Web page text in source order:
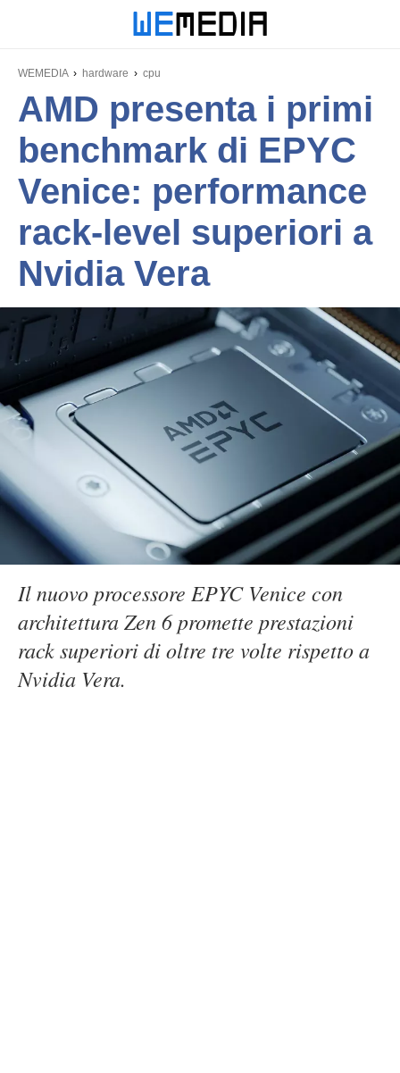
WEMEDIA hardware cpu
AMD presenta i primi
benchmark di EPYC
Venice: performance
rack-level superiori a
Nvidia Vera
Il nuovo processore EPYC Venice con
architettura Zen 6 promette prestazioni
rack superiori di oltre tre volte rispetto a
Nvidia Vera.